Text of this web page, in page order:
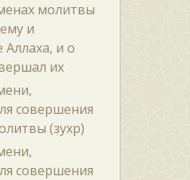
молитвы
и
Аллаха, и о
их
совершения
(зухр)
совершения